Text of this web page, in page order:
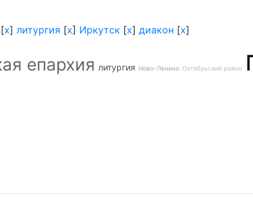
[x] литургия [x] Иркутск [x] диакон [x]
епархия литургия Ново-Ленино Октябрьский район